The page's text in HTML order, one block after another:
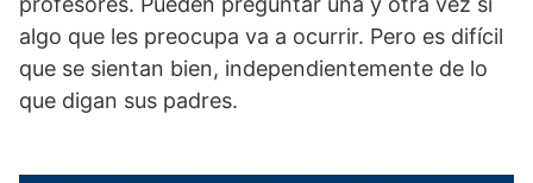
algo que les preocupa va a ocurrir. Pero es difícil
que se sientan bien, independientemente de lo
que digan sus padres.